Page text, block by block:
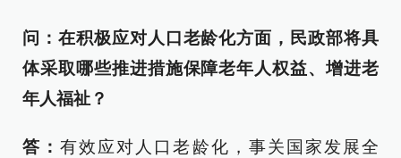
问：在积极应对人口老龄化方面，民政部将具
体采取哪些推进措施保障老年人权益、增进老
年人福祉？
答：有效应对人口老龄化，事关国家发展全